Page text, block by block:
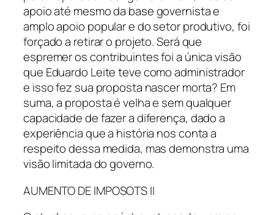
apoio até mesmo da base governista e
amplo apoio popular e do setor produtivo, foi
forçado a retirar o projeto. Será que
espremer os contribuintes foi a única visão
que Eduardo Leite teve como administrador
e isso fez sua proposta nascer morta? Em
suma, a proposta é velha e sem qualquer
capacidade de fazer a diferença, dado a
experiência que a história nos conta a
respeito dessa medida, mas demonstra uma
visão limitada do governo.
AUMENTO DE IMPOSOTS II